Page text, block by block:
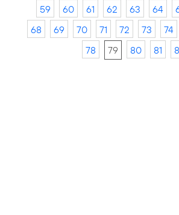
59
60 61 62 63 64
68
69 70 71 72 73 74
78
79 80 81